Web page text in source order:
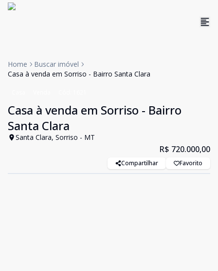
Home
Buscar imóvel
Casa à venda em Sorriso - Bairro Santa Clara
Casa à venda em Sorriso - Bairro
Santa Clara
Santa Clara, Sorriso - MT
R$ 720.000,00
Compartilhar Favorito